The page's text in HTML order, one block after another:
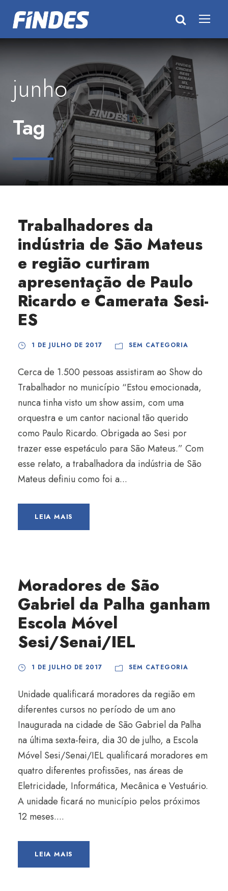
junho
Tag
Trabalhadores da
indústria de São Mateus
e região curtiram
apresentação de Paulo
Ricardo e Camerata Sesi-
ES
1 DE JULHO DE 2017 SEM CATEGORIA
Cerca de 1.500 pessoas assistiram ao Show do
Trabalhador no município “Estou emocionada,
nunca tinha visto um show assim, com uma
orquestra e um cantor nacional tão querido
como Paulo Ricardo. Obrigada ao Sesi por
trazer esse espetáculo para São Mateus.” Com
esse relato, a trabalhadora da indústria de São
Mateus definiu como foi a...
LEIA MAIS
Moradores de São
Gabriel da Palha ganham
Escola Móvel
Sesi/Senai/IEL
1 DE JULHO DE 2017 SEM CATEGORIA
Unidade qualificará moradores da região em
diferentes cursos no período de um ano
Inaugurada na cidade de São Gabriel da Palha
na última sexta-feira, dia 30 de julho, a Escola
Móvel Sesi/Senai/IEL qualificará moradores em
quatro diferentes profissões, nas áreas de
Eletricidade, Informática, Mecânica e Vestuário.
A unidade ficará no município pelos próximos
12 meses....
LEIA MAIS